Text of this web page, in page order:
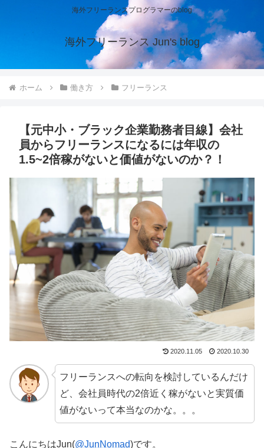
海外フリーランスプログラマーのblog
海外フリーランス Jun's blog
ホーム 働き方 フリーランス
【元中小・ブラック企業勤務者目線】会社
員からフリーランスになるには年収の
1.5~2倍稼がないと価値がないのか？！
2020.11.05 2020.10.30
フリーランスへの転向を検討しているんだけ
ど、会社員時代の2倍近く稼がないと実質価
値がないって本当なのかな。。。
こんにちはJun(@JunNomad)です。